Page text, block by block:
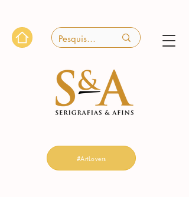
#ArtLovers